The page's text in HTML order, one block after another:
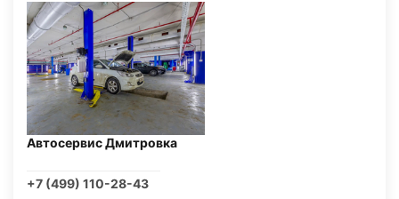
Автосервис Дмитровка
+7 (499) 110-28-43